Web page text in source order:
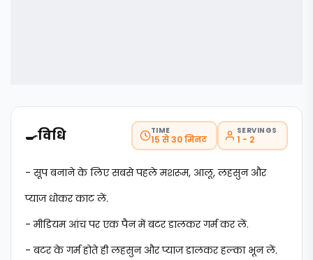
🍳विधि TIME
15 से 30 मिनट
SERVINGS
1 - 2
- सूप बनाने के लिए सबसे पहले मशरूम, आलू, लहसुन और
प्याज धोकर काट लें.
- मीडियम आंच पर एक पैन में बटर डालकर गर्म कर लें.
- बटर के गर्म होते ही लहसुन और प्याज डालकर हल्का भून लें.